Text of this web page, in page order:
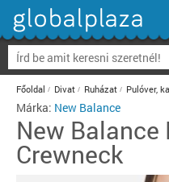
Főoldal Divat Ruházat Pulóver,
Márka: New Balance
New Balance
Crewneck